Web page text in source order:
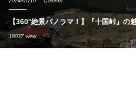
【360°絶景パノラマ！】『十国峠』の
18037 view